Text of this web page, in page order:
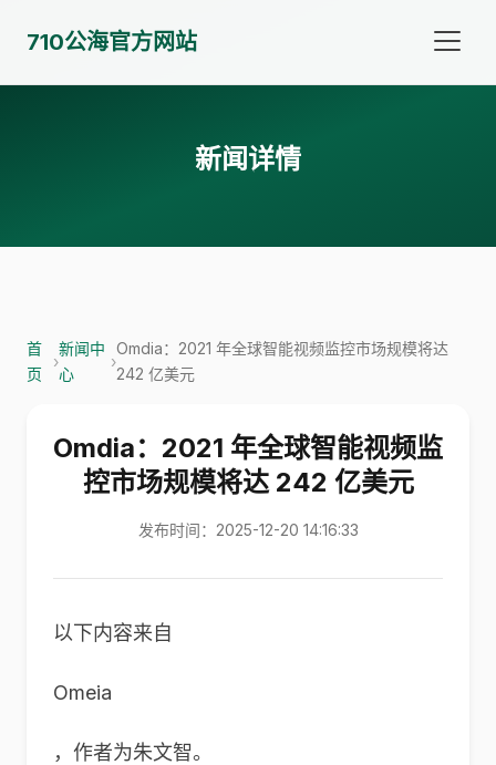
710公海官方网站
新闻详情
首
页
›
新闻中
心
›
Omdia：2021 年全球智能视频监控市场规模将达
242 亿美元
Omdia：2021 年全球智能视频监
控市场规模将达 242 亿美元
发布时间：2025-12-20 14:16:33
以下内容来自
Omeia
，作者为朱文智。